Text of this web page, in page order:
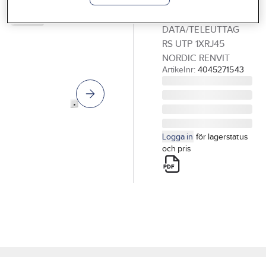
DATA/TELEUTTAG
RS UTP 1XRJ45
NORDIC RENVIT
Artikelnr: 4045271543
Logga in för lagerstatus
och pris